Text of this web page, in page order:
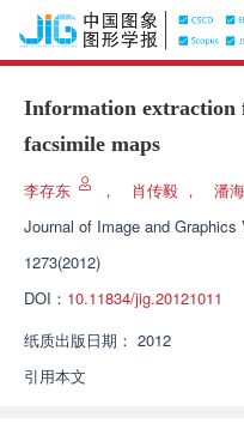
Information extraction
facsimile maps
李存东 ， 肖传毅 ， 潘
Journal of Image and Graphics
1273(2012)
DOI： 10.11834/jig.20121011
纸质出版日期： 2012
引用本文